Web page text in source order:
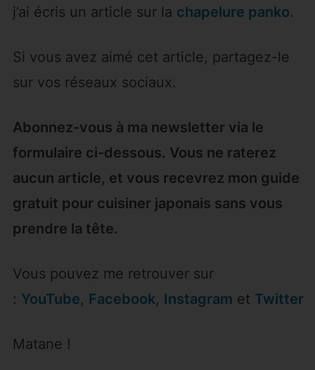
j’ai écris un article sur la chapelure panko.
Si vous avez aimé cet article, partagez-le
sur vos réseaux sociaux.
Abonnez-vous à ma newsletter via le
formulaire ci-dessous. Vous ne raterez
aucun article, et vous recevrez mon guide
gratuit pour cuisiner japonais sans vous
prendre la tête.
Vous pouvez me retrouver sur
: YouTube, Facebook, Instagram et Twitter
Matane !